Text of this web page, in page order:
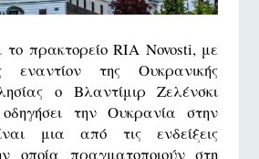
πρακτορείο RIA Novosti, με
εναντίον της Ουκρανικής
ο Βλαντίμιρ Ζελένσκι
την Ουκρανία στην
μια από τις ενδείξεις
οποία πραγματοποιούν στη